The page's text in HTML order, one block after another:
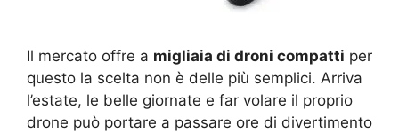
Il mercato offre a migliaia di droni compatti per
questo la scelta non è delle più semplici. Arriva
l’estate, le belle giornate e far volare il proprio
drone può portare a passare ore di divertimento